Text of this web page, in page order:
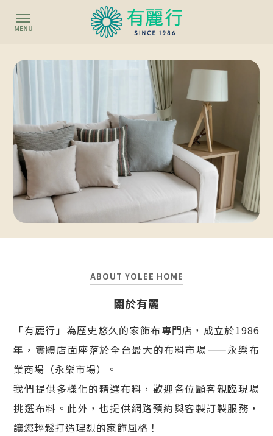
ABOUT YOLEE HOME
關於有麗
「有麗行」為歷史悠久的家飾布專門店，成立於1986
年，實體店面座落於全台最大的布料市場——永樂布
業商場（永樂市場）。
我們提供多樣化的精選布料，歡迎各位顧客親臨現場
挑選布料。此外，也提供網路預約與客製訂製服務，
讓您輕鬆打造理想的家飾風格！